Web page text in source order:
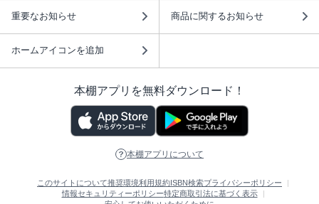
重要なお知らせ 商品に関するお知らせ
ホームアイコンを追加
本棚アプリを無料ダウンロード！
本棚アプリについて
このサイトについて推奨環境利用規約 ISBN検索プライバシーポリシー
情報セキュリティーポリシー特定商取引法に基づく表示